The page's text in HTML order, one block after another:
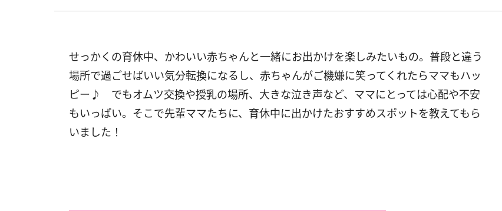
せっかくの育休中、かわいい赤ちゃんと一緒にお出かけを楽しみたいもの。普段と違う
場所で過ごせばいい気分転換になるし、赤ちゃんがご機嫌に笑ってくれたらママもハッ
ピー♪ でもオムツ交換や授乳の場所、大きな泣き声など、ママにとっては心配や不安
もいっぱい。そこで先輩ママたちに、育休中に出かけたおすすめスポットを教えてもら
いました！